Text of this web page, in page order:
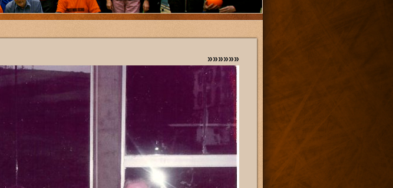
»»»»»»